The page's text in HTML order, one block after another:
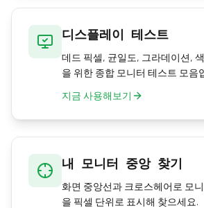
디스플레이 테스트
데드 픽셀, 균일도, 그라데이션,
을 위한 종합 모니터 테스트 모음
지금 사용해보기
내 모니터 중앙 찾기
화면 중앙선과 크로스헤어로 모
을 픽셀 단위로 표시해 찾으세요.